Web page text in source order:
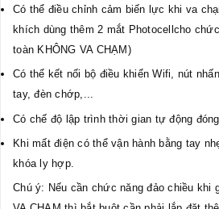
Có thể điều chỉnh cảm biến lực khi va
khích dùng thêm 2 mắt Photocellcho
toàn KHÔNG VA CHẠM)
Có thể kết nối bộ điều khiển Wifi, nút
tay, đèn chớp,...
Có chế độ lập trình thời gian tự động
Khi mất điện có thể vận hành bằng tay
khóa ly hợp.
Chú ý: Nếu cần chức năng đảo chiều khi